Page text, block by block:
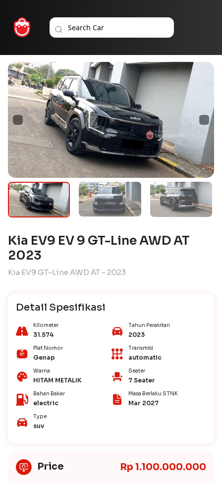
Kia EV9 EV 9 GT-Line AWD AT
2023
Kia EV9 GT-Line AWD AT - 2023
Detail Spesifikasi
Kilometer
31.574
Tahun Perakitan
2023
Plat Nomor
Genap
Transmisi
automatic
Warna
HITAM METALIK
Seater
7 Seater
Bahan Bakar
electric
Masa Berlaku STNK
Mar 2027
Type
suv
Price Rp 1.100.000.000